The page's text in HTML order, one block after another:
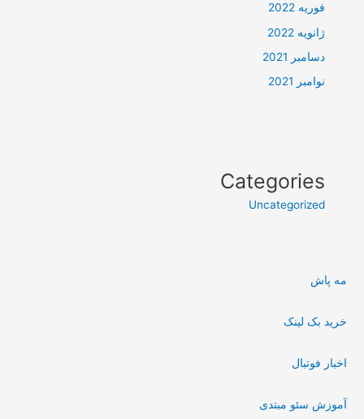
فوریه 2022
ژانویه 2022
دسامبر 2021
نوامبر 2021
Categories
Uncategorized
مه پاش
خرید بک لینک
اخبار فوتبال
آموزش سئو مبتدی